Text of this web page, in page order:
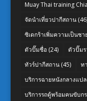
Muay Thai training
จัดนำเที่ยวปากีสถาน
ซิเดกร้าเพิ่มความเป็นชา
ตัวปั๊มชื่อ(24) ตัวปั๊ม
ทัวร์ปากีสถาน(45) ท
บริการฉายหนังกลางแปล
บริการรถตู้พร้อมคนขับก